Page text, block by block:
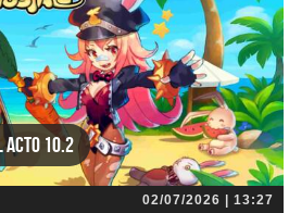
Acto 10.2
02/07/2026 | 13:27